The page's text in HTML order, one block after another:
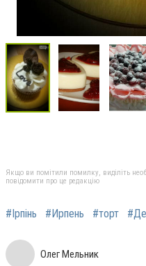
Якщо ви помітили помилку, виділіть
повідомити про це редакцію
#Ірпінь #Ирпень #торт
Олег Мельник